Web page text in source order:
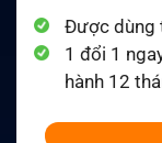
Được dùng
1 đổi 1
hành 12